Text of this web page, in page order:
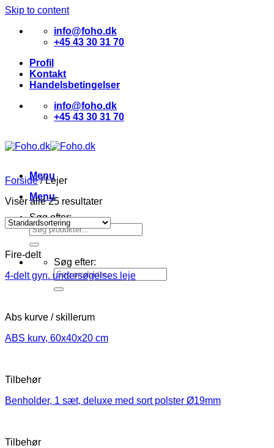
Skip to content
info@foho.dk
+45 43 30 31 70
Profil
Kontakt
Handelsbetingelser
info@foho.dk
+45 43 30 31 70
Menu
Menu
Søg efter:
Søg efter:
Forside /Lejer
Viser alle 25 resultater
Fire-delt
4-delt gyn. undersøgelses leje
Abs kurve / skillerum
ABS kurv, 60x40x20 cm
Tilbehør
Benholder, 1 sæt, deluxe med sort polster Ø19mm
Tilbehør